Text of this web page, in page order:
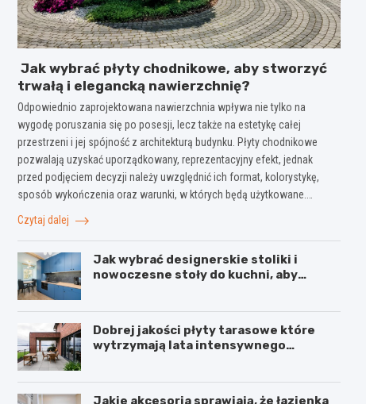
Jak wybrać płyty chodnikowe, aby stworzyć
trwałą i elegancką nawierzchnię?
Odpowiednio zaprojektowana nawierzchnia wpływa nie tylko na
wygodę poruszania się po posesji, lecz także na estetykę całej
przestrzeni i jej spójność z architekturą budynku. Płyty chodnikowe
pozwalają uzyskać uporządkowany, reprezentacyjny efekt, jednak
przed podjęciem decyzji należy uwzględnić ich format, kolorystykę,
sposób wykończenia oraz warunki, w których będą użytkowane.…
Czytaj dalej
Jak wybrać designerskie stoliki i
nowoczesne stoły do kuchni, aby
Dobrej jakości płyty tarasowe które
wytrzymają lata intensywnego
Jakie akcesoria sprawiają, że łazienka